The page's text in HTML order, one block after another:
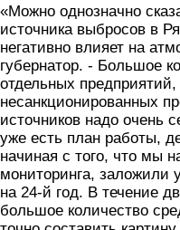
«Можно однозначно
источника выбросов в
негативно влияет на
губернатор. - Большое
отдельных предприятий,
несанкционированных
источников надо очень
уже есть план работы,
начиная с того, что мы
мониторинга,
на 24-й год. В течение
большое количество